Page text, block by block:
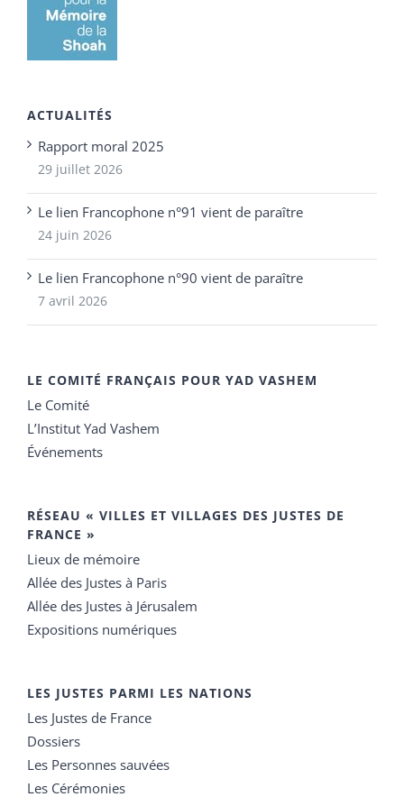
ACTUALITÉS
Rapport moral 2025
29 juillet 2026
Le lien Francophone n°91 vient de paraître
24 juin 2026
Le lien Francophone n°90 vient de paraître
7 avril 2026
LE COMITÉ FRANÇAIS POUR YAD VASHEM
Le Comité
L’Institut Yad Vashem
Événements
RÉSEAU « VILLES ET VILLAGES DES JUSTES DE
FRANCE »
Lieux de mémoire
Allée des Justes à Paris
Allée des Justes à Jérusalem
Expositions numériques
LES JUSTES PARMI LES NATIONS
Les Justes de France
Dossiers
Les Personnes sauvées
Les Cérémonies